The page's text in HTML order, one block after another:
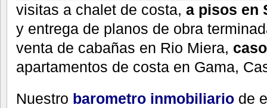
visitas a chalet de costa, a pisos en
y entrega de planos de obra
venta de cabañas en Rio Miera,
apartamentos de costa en Gama,
Nuestro barometro inmobiliario de